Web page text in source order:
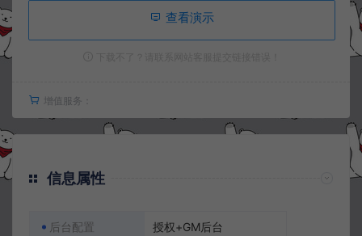
查看演示
增值服务：
信息属性
后台配置 授权+GM后台